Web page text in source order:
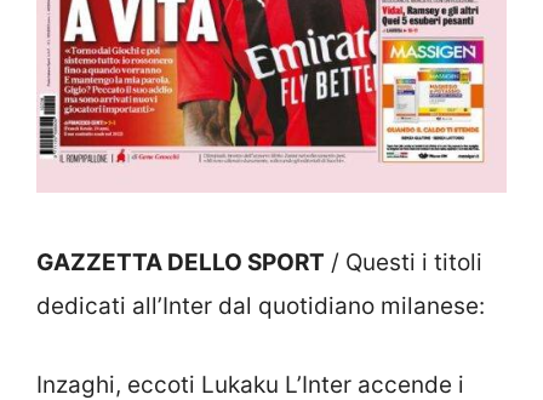
GAZZETTA DELLO SPORT / Questi i titoli
dedicati all’Inter dal quotidiano milanese:
Inzaghi, eccoti Lukaku L’Inter accende i